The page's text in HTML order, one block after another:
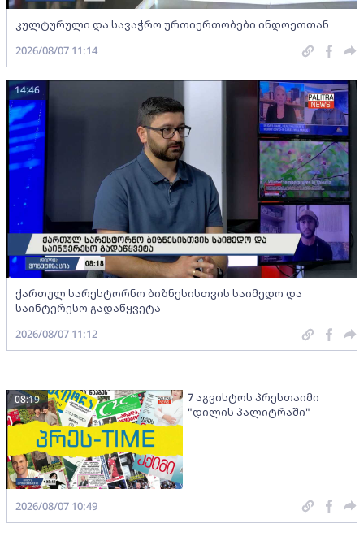
კულტურული და სავაჭრო ურთიერთობები ინდოეთთან
2026/08/07 11:14
ქართულ სარესტორნო ბიზნესისთვის საიმედო და
საინტერესო გადაწყვეტა
14:46
2026/08/07 11:12
7 აგვისტოს პრესთაიმი
"დილის პალიტრაში"
08:19
2026/08/07 10:49